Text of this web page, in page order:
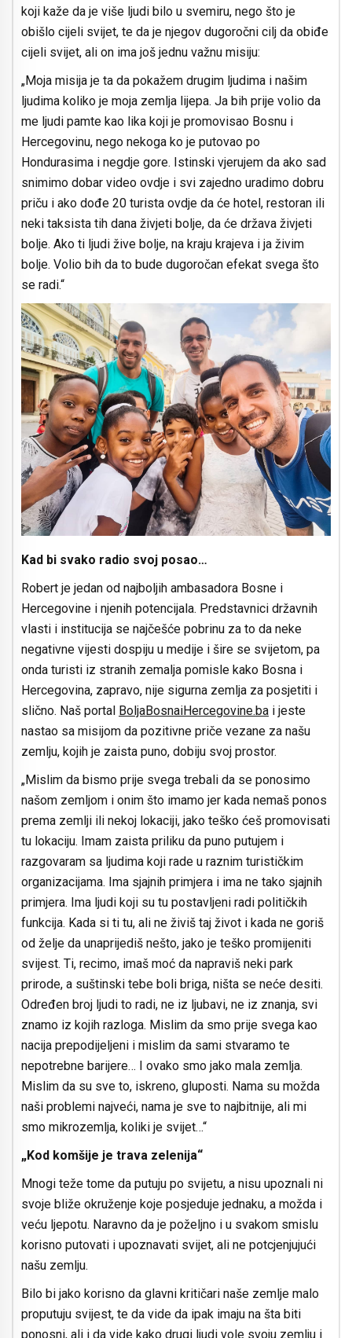
koji kaže da je više ljudi bilo u svemiru, nego što je
obišlo cijeli svijet, te da je njegov dugoročni cilj da obiđe
cijeli svijet, ali on ima još jednu važnu misiju:
„Moja misija je ta da pokažem drugim ljudima i našim
ljudima koliko je moja zemlja lijepa. Ja bih prije volio da
me ljudi pamte kao lika koji je promovisao Bosnu i
Hercegovinu, nego nekoga ko je putovao po
Hondurasima i negdje gore. Istinski vjerujem da ako sad
snimimo dobar video ovdje i svi zajedno uradimo dobru
priču i ako dođe 20 turista ovdje da će hotel, restoran ili
neki taksista tih dana živjeti bolje, da će država živjeti
bolje. Ako ti ljudi žive bolje, na kraju krajeva i ja živim
bolje. Volio bih da to bude dugoročan efekat svega što
se radi.“
Kad bi svako radio svoj posao…
Robert je jedan od najboljih ambasadora Bosne i
Hercegovine i njenih potencijala. Predstavnici državnih
vlasti i institucija se najčešće pobrinu za to da neke
negativne vijesti dospiju u medije i šire se svijetom, pa
onda turisti iz stranih zemalja pomisle kako Bosna i
Hercegovina, zapravo, nije sigurna zemlja za posjetiti i
slično. Naš portal BoljaBosnaiHercegovine.ba i jeste
nastao sa misijom da pozitivne priče vezane za našu
zemlju, kojih je zaista puno, dobiju svoj prostor.
„Mislim da bismo prije svega trebali da se ponosimo
našom zemljom i onim što imamo jer kada nemaš ponos
prema zemlji ili nekoj lokaciji, jako teško ćeš promovisati
tu lokaciju. Imam zaista priliku da puno putujem i
razgovaram sa ljudima koji rade u raznim turističkim
organizacijama. Ima sjajnih primjera i ima ne tako sjajnih
primjera. Ima ljudi koji su tu postavljeni radi političkih
funkcija. Kada si ti tu, ali ne živiš taj život i kada ne goriš
od želje da unaprijediš nešto, jako je teško promijeniti
svijest. Ti, recimo, imaš moć da napraviš neki park
prirode, a suštinski tebe boli briga, ništa se neće desiti.
Određen broj ljudi to radi, ne iz ljubavi, ne iz znanja, svi
znamo iz kojih razloga. Mislim da smo prije svega kao
nacija prepodijeljeni i mislim da sami stvaramo te
nepotrebne barijere… I ovako smo jako mala zemlja.
Mislim da su sve to, iskreno, gluposti. Nama su možda
naši problemi najveći, nama je sve to najbitnije, ali mi
smo mikrozemlja, koliki je svijet…“
„Kod komšije je trava zelenija“
Mnogi teže tome da putuju po svijetu, a nisu upoznali ni
svoje bliže okruženje koje posjeduje jednaku, a možda i
veću ljepotu. Naravno da je poželjno i u svakom smislu
korisno putovati i upoznavati svijet, ali ne potcjenjujući
našu zemlju.
Bilo bi jako korisno da glavni kritičari naše zemlje malo
proputuju svijest, te da vide da ipak imaju na šta biti
ponosni, ali i da vide kako drugi ljudi vole svoju zemlju i